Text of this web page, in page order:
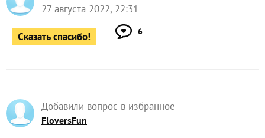
27 августа 2022, 22:31
Сказать спасибо! 6
Добавили вопрос в избранное
FloversFun